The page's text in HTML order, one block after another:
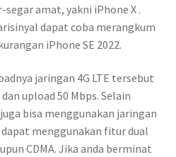
amat, yakni iPhone X .
dapat coba merangkum
iPhone SE 2022.
jaringan 4G LTE tersebut
upload 50 Mbps. Selain
bisa menggunakan jaringan
dapat menggunakan fitur dual
CDMA. Jika anda berminat